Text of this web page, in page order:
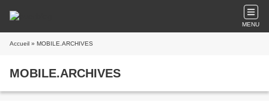
MENU
Accueil » MOBILE.ARCHIVES
MOBILE.ARCHIVES